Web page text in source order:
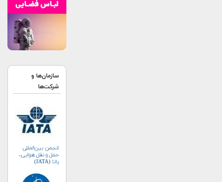
سازمان‌ها و
شرکت‌ها
انجمن بین‌المللی
حمل و نقل هوایی،
یاتا (IATA)